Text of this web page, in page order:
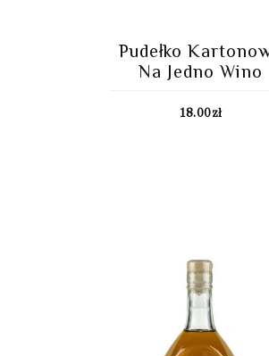
Pudełko
Na Jedno Wino
18.00zł